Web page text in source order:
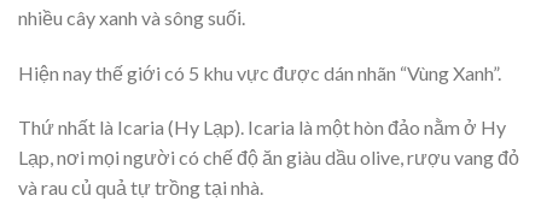
nhiều cây xanh và sông suối.
Hiện nay thế giới có 5 khu vực được dán nhãn “Vùng Xanh”.
Thứ nhất là Icaria (Hy Lạp). Icaria là một hòn đảo nằm ở Hy
Lạp, nơi mọi người có chế độ ăn giàu dầu olive, rượu vang đỏ
và rau củ quả tự trồng tại nhà.